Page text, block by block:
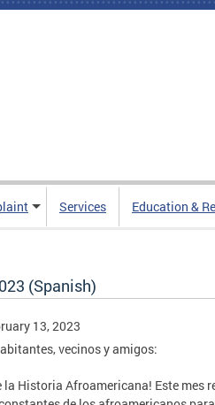
Services Education &
(Spanish)
13, 2023
vecinos y amigos:
la Historia Afroamericana! Este mes